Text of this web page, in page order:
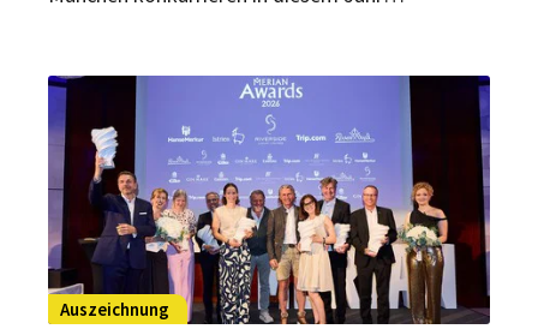
alpinen Destinationen um die Auszeichnung
„Hotelimmobilie des Jahres 2026“.
Auszeichnung